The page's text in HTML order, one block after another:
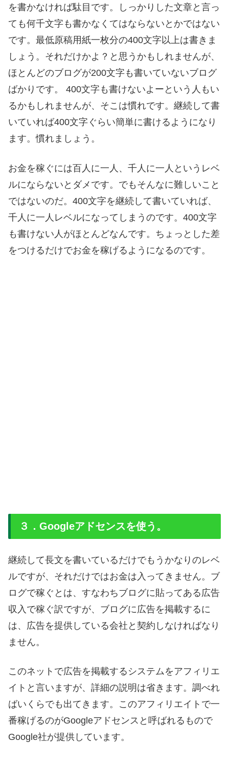
を書かなければ駄目です。しっかりした文章と言っ
ても何千文字も書かなくてはならないとかではない
です。最低原稿用紙一枚分の400文字以上は書きま
しょう。それだけかよ？と思うかもしれませんが、
ほとんどのブログが200文字も書いていないブログ
ばかりです。 400文字も書けないよーという人もい
るかもしれませんが、そこは慣れです。継続して書
いていれば400文字ぐらい簡単に書けるようになり
ます。慣れましょう。
お金を稼ぐには百人に一人、千人に一人というレベ
ルにならないとダメです。でもそんなに難しいこと
ではないのだ。400文字を継続して書いていれば、
千人に一人レベルになってしまうのです。400文字
も書けない人がほとんどなんです。ちょっとした差
をつけるだけでお金を稼げるようになるのです。
３．Googleアドセンスを使う。
継続して長文を書いているだけでもうかなりのレベ
ルですが、それだけではお金は入ってきません。ブ
ログで稼ぐとは、すなわちブログに貼ってある広告
収入で稼ぐ訳ですが、ブログに広告を掲載するに
は、広告を提供している会社と契約しなければなり
ません。
このネットで広告を掲載するシステムをアフィリエ
イトと言いますが、詳細の説明は省きます。調べれ
ばいくらでも出てきます。このアフィリエイトで一
番稼げるのがGoogleアドセンスと呼ばれるもので
Google社が提供しています。